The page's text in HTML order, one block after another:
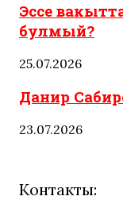
Эссе
булмый?
25.07.2026
Данир
23.07.2026
Контакты: